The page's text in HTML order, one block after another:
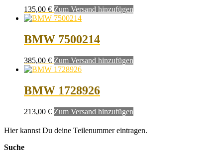
135,00 € Zum Versand hinzufügen
BMW 7500214
385,00 € Zum Versand hinzufügen
BMW 1728926
213,00 € Zum Versand hinzufügen
Hier kannst Du deine Teilenummer eintragen.
Suche